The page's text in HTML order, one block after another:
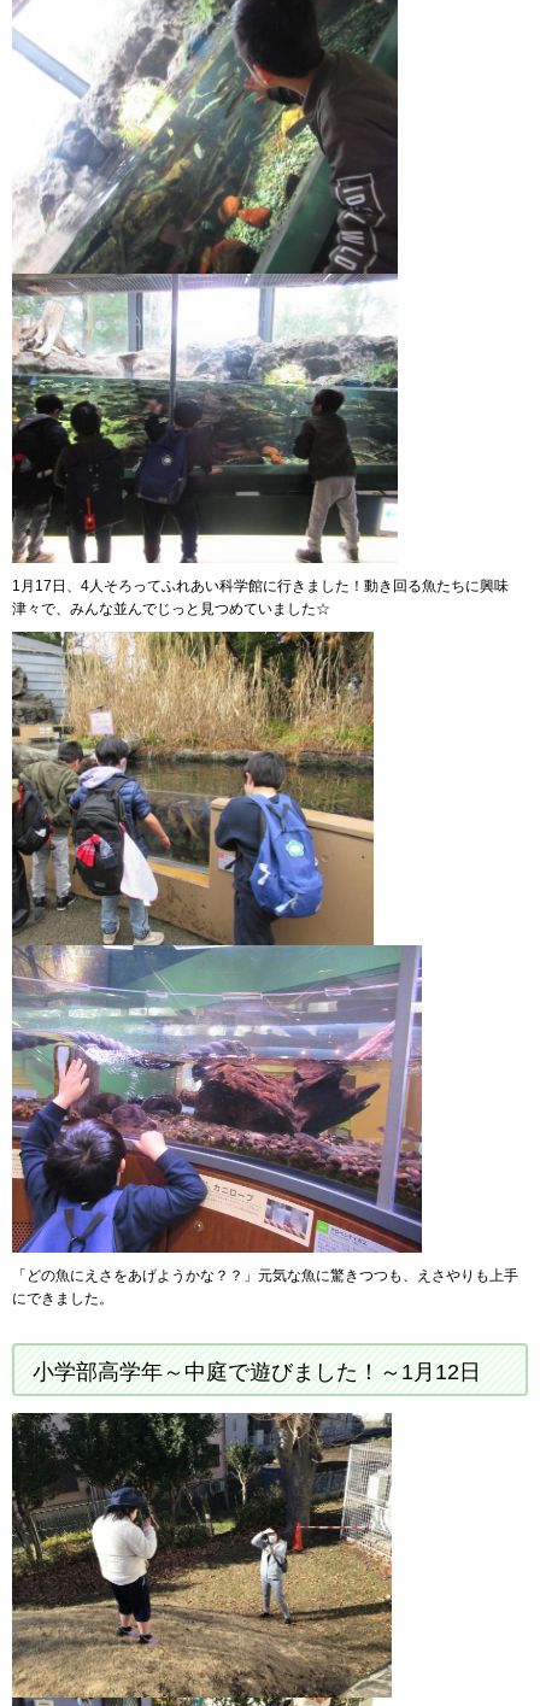
1月17日、4人そろってふれあい科学館に行きました！動き回る魚たちに興味
津々で、みんな並んでじっと見つめていました☆
「どの魚にえさをあげようかな？？」元気な魚に驚きつつも、えさやりも上手
にできました。
小学部高学年～中庭で遊びました！～1月12日